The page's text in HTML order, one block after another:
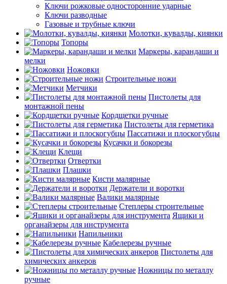
Ключи рожковые односторонние ударные
Ключи разводные
Газовые и трубные ключи
Молотки, кувалды, киянки
Топоры
Маркеры, карандаши и
мелки
Ножовки
Строительные ножи
Метчики
Пистолеты для
монтажной пены
Кордщетки ручные
Пистолеты для герметика
Пассатижи и плоскогубцы
Кусачки и бокорезы
Клещи
Отвертки
Плашки
Кисти малярные
Держатели и воротки
Валики малярные
Степлеры строительные
Ящики и
органайзеры для инструмента
Напильники
Кабелерезы ручные
Пистолеты для
химических анкеров
Ножницы по металлу
ручные